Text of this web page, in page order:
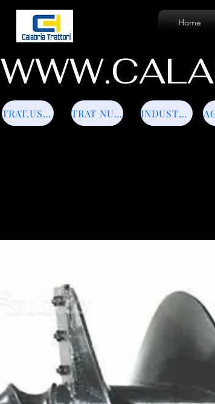
Home
TRAT.USATI TRAT NUOVI INDUSTRIALI